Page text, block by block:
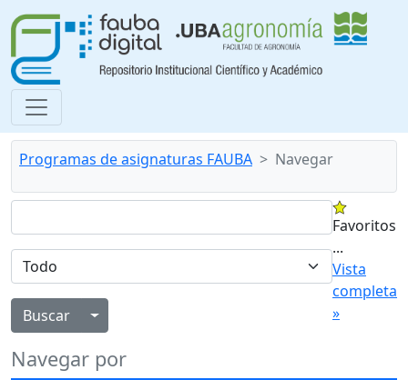
Programas de asignaturas FAUBA Navegar
Alternar menú desplegable
Favoritos
...
Vista
completa
»
Navegar por